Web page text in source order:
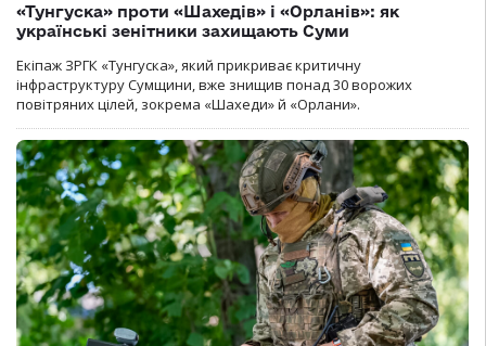
«Тунгуска» проти «Шахедів» і «Орланів»: як
українські зенітники захищають Суми
Екіпаж ЗРГК «Тунгуска», який прикриває критичну
інфраструктуру Сумщини, вже знищив понад 30 ворожих
повітряних цілей, зокрема «Шахеди» й «Орлани».